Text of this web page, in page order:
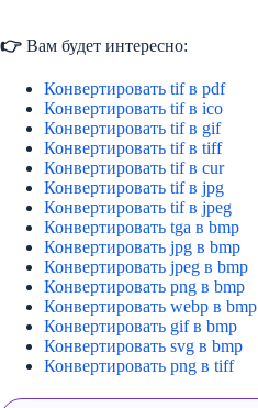
👉 Вам будет интересно:
Конвертировать tif в pdf
Конвертировать tif в ico
Конвертировать tif в gif
Конвертировать tif в tiff
Конвертировать tif в cur
Конвертировать tif в jpg
Конвертировать tif в jpeg
Конвертировать tga в bmp
Конвертировать jpg в bmp
Конвертировать jpeg в bmp
Конвертировать png в bmp
Конвертировать webp в bmp
Конвертировать gif в bmp
Конвертировать svg в bmp
Конвертировать png в tiff